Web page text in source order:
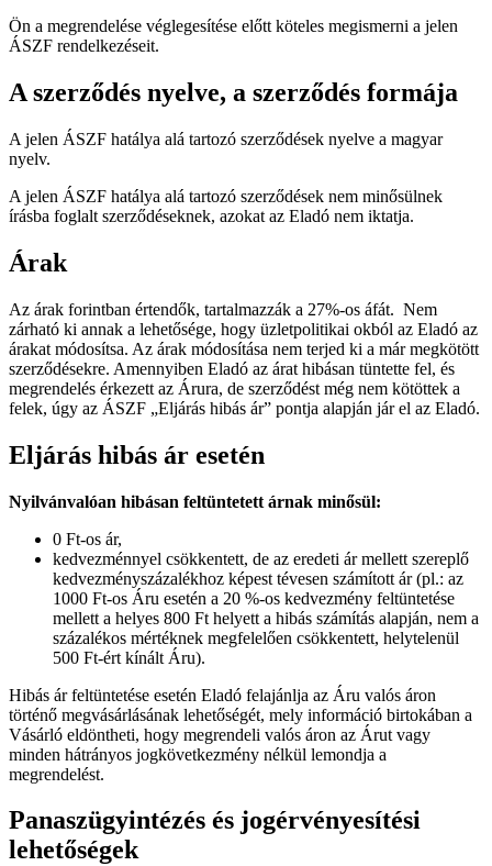
Ön a megrendelése véglegesítése előtt köteles megismerni a jelen
ÁSZF rendelkezéseit.
A szerződés nyelve, a szerződés formája
A jelen ÁSZF hatálya alá tartozó szerződések nyelve a magyar
nyelv.
A jelen ÁSZF hatálya alá tartozó szerződések nem minősülnek
írásba foglalt szerződéseknek, azokat az Eladó nem iktatja.
Árak
Az árak forintban értendők, tartalmazzák a 27%-os áfát. Nem
zárható ki annak a lehetősége, hogy üzletpolitikai okból az Eladó az
árakat módosítsa. Az árak módosítása nem terjed ki a már megkötött
szerződésekre. Amennyiben Eladó az árat hibásan tüntette fel, és
megrendelés érkezett az Árura, de szerződést még nem kötöttek a
felek, úgy az ÁSZF „Eljárás hibás ár” pontja alapján jár el az Eladó.
Eljárás hibás ár esetén
Nyilvánvalóan hibásan feltüntetett árnak minősül:
0 Ft-os ár,
kedvezménnyel csökkentett, de az eredeti ár mellett szereplő
kedvezményszázalékhoz képest tévesen számított ár (pl.: az
1000 Ft-os Áru esetén a 20 %-os kedvezmény feltüntetése
mellett a helyes 800 Ft helyett a hibás számítás alapján, nem a
százalékos mértéknek megfelelően csökkentett, helytelenül
500 Ft-ért kínált Áru).
Hibás ár feltüntetése esetén Eladó felajánlja az Áru valós áron
történő megvásárlásának lehetőségét, mely információ birtokában a
Vásárló eldöntheti, hogy megrendeli valós áron az Árut vagy
minden hátrányos jogkövetkezmény nélkül lemondja a
megrendelést.
Panaszügyintézés és jogérvényesítési
lehetőségek